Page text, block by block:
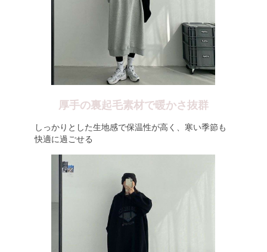
厚手の裏起毛素材で暖かさ抜群
しっかりとした生地感で保温性が高く、寒い季節も
快適に過ごせる